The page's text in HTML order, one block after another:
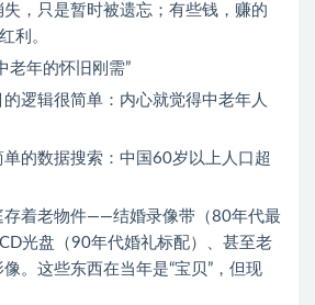
，只是暂时被遗忘；有些钱，赚的
利。
老年的怀旧刚需”
逻辑很简单：内心就觉得中老年人
的数据搜索：中国60岁以上人口超
存着老物件——结婚录像带（80年代最
光盘（90年代婚礼标配）、甚至老
。这些东西在当年是“宝贝”，但现